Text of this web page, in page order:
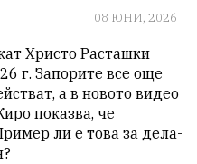
08 ЮНИ, 2026
Христо Расташки
г. Запорите все още
а в новото видео
показва, че
ли е това за дела-